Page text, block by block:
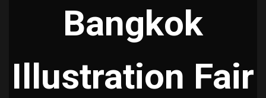
Bangkok
Illustration Fair